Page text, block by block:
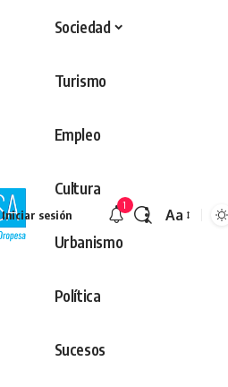
Sociedad
Turismo
Empleo
Cultura
Urbanismo
Política
Sucesos
Iniciar sesión
1
Aa